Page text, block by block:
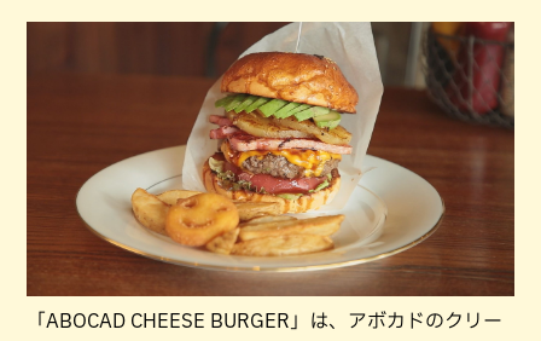
「ABOCAD CHEESE BURGER」は、アボカドのクリー